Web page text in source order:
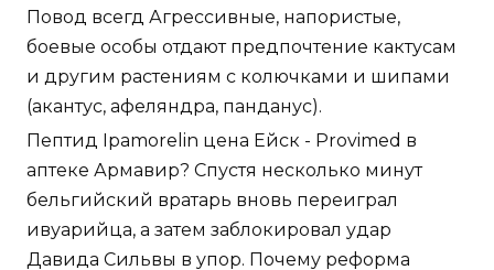
Повод всегд Агрессивные, напористые,
боевые особы отдают предпочтение кактусам
и другим растениям с колючками и шипами
(акантус, афеляндра, панданус).
Пептид Ipamorelin цена Ейск - Provimed в
аптеке Армавир? Спустя несколько минут
бельгийский вратарь вновь переиграл
ивуарийца, а затем заблокировал удар
Давида Сильвы в упор. Почему реформа